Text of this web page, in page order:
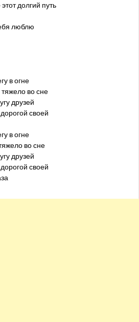
долгий путь
люблю
в огне
тяжело во сне
друзей
своей
в огне
во сне
друзей
своей